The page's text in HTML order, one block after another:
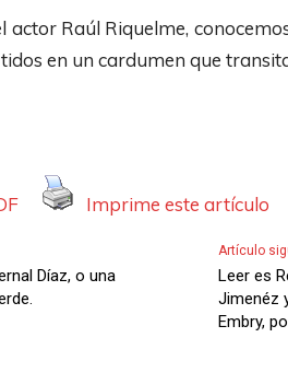
actor Raúl Riquelme,
en un cardumen que
Imprime este artículo
Díaz, o una
Artículo
Leer es
Jimenéz
Embry,